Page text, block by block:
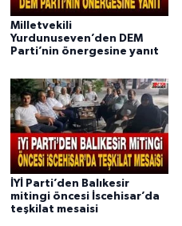
Milletvekili
Yurdunuseven’den DEM
Parti’nin önergesine yanıt
İYİ Parti’den Balıkesir
mitingi öncesi İscehisar’da
teşkilat mesaisi